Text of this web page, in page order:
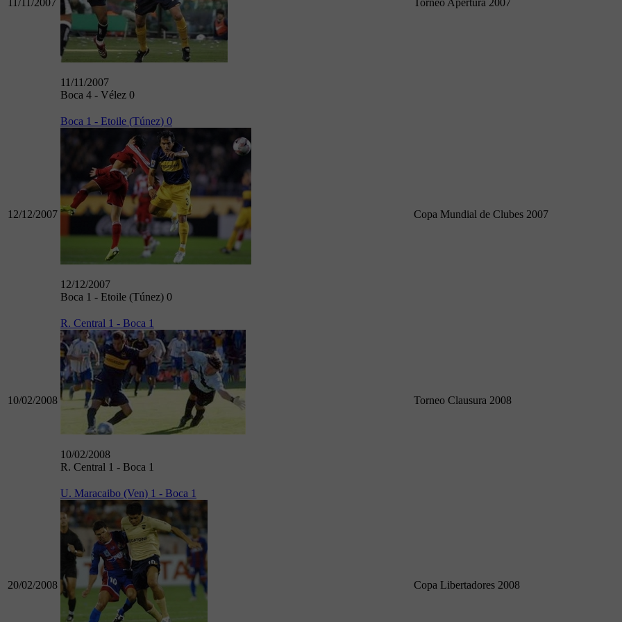
11/11/2007
11/11/2007
Boca 4 - Vélez 0
Torneo Apertura 2007
12/12/2007
Boca 1 - Etoile (Túnez) 0
12/12/2007
Boca 1 - Etoile (Túnez) 0
Copa Mundial de Clubes 2007
10/02/2008
R. Central 1 - Boca 1
10/02/2008
R. Central 1 - Boca 1
Torneo Clausura 2008
20/02/2008
U. Maracaibo (Ven) 1 - Boca 1
Copa Libertadores 2008